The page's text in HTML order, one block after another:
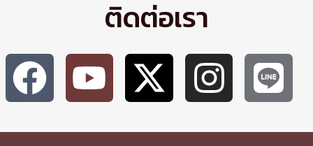
ติดต่อเรา